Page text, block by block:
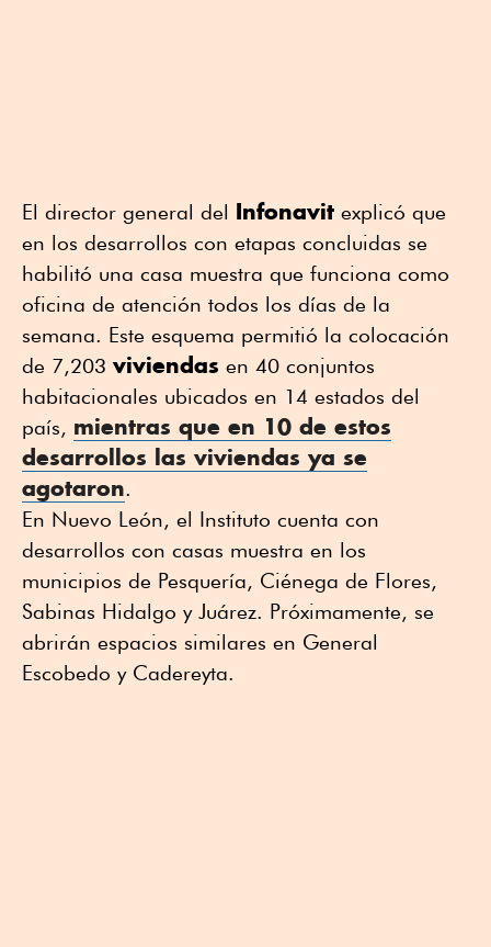
El director general del Infonavit explicó que
en los desarrollos con etapas concluidas se
habilitó una casa muestra que funciona como
oficina de atención todos los días de la
semana. Este esquema permitió la colocación
de 7,203 viviendas en 40 conjuntos
habitacionales ubicados en 14 estados del
país, mientras que en 10 de estos
desarrollos las viviendas ya se
agotaron.
En Nuevo León, el Instituto cuenta con
desarrollos con casas muestra en los
municipios de Pesquería, Ciénega de Flores,
Sabinas Hidalgo y Juárez. Próximamente, se
abrirán espacios similares en General
Escobedo y Cadereyta.